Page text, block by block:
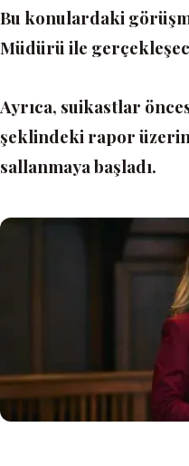
Bu konulardaki
Müdürü ile
Ayrıca, suikastlar
şeklindeki rapor
sallanmaya başladı.